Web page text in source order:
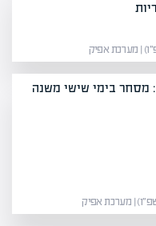
מסחר בימי שישי משנה